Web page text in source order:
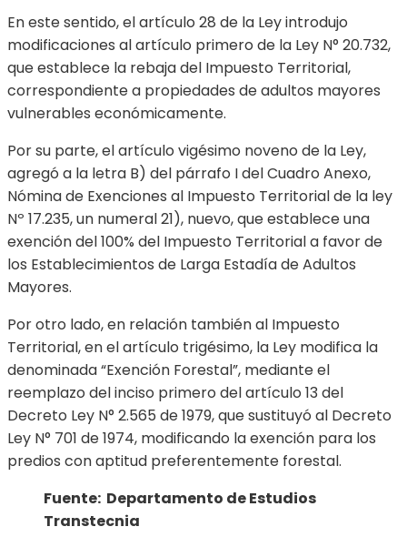
En este sentido, el artículo 28 de la Ley introdujo
modificaciones al artículo primero de la Ley N° 20.732,
que establece la rebaja del Impuesto Territorial,
correspondiente a propiedades de adultos mayores
vulnerables económicamente.
Por su parte, el artículo vigésimo noveno de la Ley,
agregó a la letra B) del párrafo I del Cuadro Anexo,
Nómina de Exenciones al Impuesto Territorial de la ley
Nº 17.235, un numeral 21), nuevo, que establece una
exención del 100% del Impuesto Territorial a favor de
los Establecimientos de Larga Estadía de Adultos
Mayores.
Por otro lado, en relación también al Impuesto
Territorial, en el artículo trigésimo, la Ley modifica la
denominada “Exención Forestal”, mediante el
reemplazo del inciso primero del artículo 13 del
Decreto Ley N° 2.565 de 1979, que sustituyó al Decreto
Ley N° 701 de 1974, modificando la exención para los
predios con aptitud preferentemente forestal.
Fuente: Departamento de Estudios
Transtecnia